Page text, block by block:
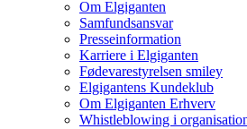
Om Elgiganten
Samfundsansvar
Presseinformation
Karriere i Elgiganten
Fødevarestyrelsen smiley
Elgigantens Kundeklub
Om Elgiganten Erhverv
Whistleblowing i